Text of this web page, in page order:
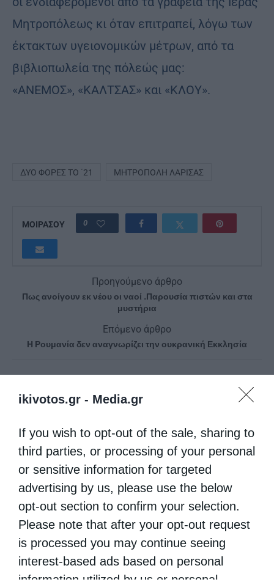
ikivotos.gr - Media.gr
If you wish to opt-out of the sale, sharing to
third parties, or processing of your personal
or sensitive information for targeted
advertising by us, please use the below
opt-out section to confirm your selection.
Please note that after your opt-out request
is processed you may continue seeing
interest-based ads based on personal
Μητροπόλεως κι όταν επιτραπεί, λόγω των
έκτακτων υγειονομικών μέτρων, από τα
βιβλιοπωλεία της πόλεώς μας:
«ΑΝΕΜΟΣ», «ΚΑΛΤΣΑΣ» και «ΚΛΟΥ».
ΔΎΟ ΦΟΡΈΣ ΤΟ ΄21 ΜΗΤΡΌΠΟΛΗ ΛΆΡΙΣΑΣ
ΜΟΙΡΑΣΟΥ 0
Προηγούμενο άρθρο
Πως ανοίγουν εκ νέου οι ναοί .Παρουσία πιστών και στα
μυστήρια
Επόμενο άρθρο
Η Ρουμανία δεν αναγνωρίζει την ουκρανική Εκκλησία
Η πανήγυρις της Μεταμορφώσεως του Σωτήρος
στη Θεσσαλονίκη